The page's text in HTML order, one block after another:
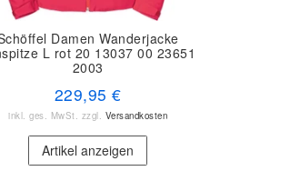
Damen Wanderjacke
L rot 20 13037 00 23651
2003
229,95 €
inkl. ges. MwSt. zzgl. Versandkosten
Artikel anzeigen